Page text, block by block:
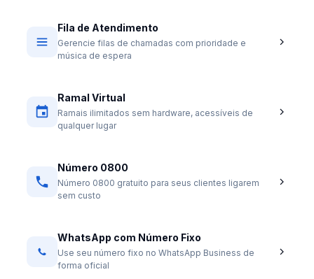
Fila de Atendimento
Gerencie filas de chamadas com prioridade e
música de espera
Ramal Virtual
Ramais ilimitados sem hardware, acessíveis de
qualquer lugar
Número 0800
Número 0800 gratuito para seus clientes ligarem
sem custo
WhatsApp com Número Fixo
Use seu número fixo no WhatsApp Business de
forma oficial